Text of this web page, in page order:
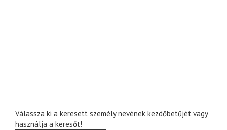
Válassza ki a keresett személy nevének kezdőbetűjét vagy
használja a keresőt!